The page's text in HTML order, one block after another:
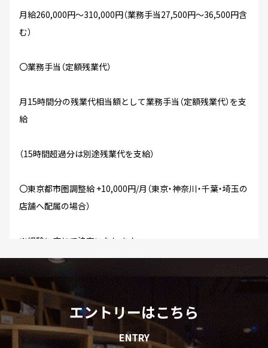
月給260,000円～310,000円（業務手当27,500円～36,500円含
む）
〇業務手当（定額残業代）
月15時間分の残業代相当額として業務手当（定額残業代）を支
給
（15時間超過分は別途残業代を支給）
〇東京都市圏調整給 +10,000円/月（東京・神奈川・千葉・埼玉の
店舗へ配属の場合）
※経験に応じて決定いたします。
※試用期間は3カ月。期間中の給与や福利厚生に変更はありま
せん。
各種手当
エントリーはこちら
ENTRY